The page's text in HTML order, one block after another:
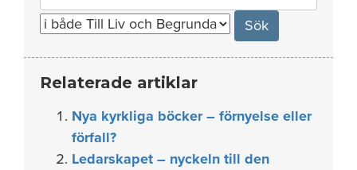
for:
Relaterade artiklar
Nya kyrkliga böcker – förnyelse eller
förfall?
Ledarskapet – nyckeln till den